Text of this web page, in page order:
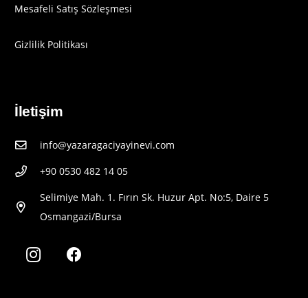
Mesafeli Satış Sözleşmesi
Gizlilik Politikası
İletişim
info@yazaragaciyayinevi.com
+90 0530 482 14 05
Selimiye Mah. 1. Fırın Sk. Huzur Apt. No:5, Daire 5
Osmangazi/Bursa